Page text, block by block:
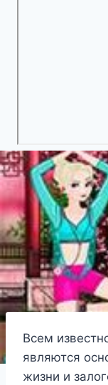
Всем
являются
жизни и